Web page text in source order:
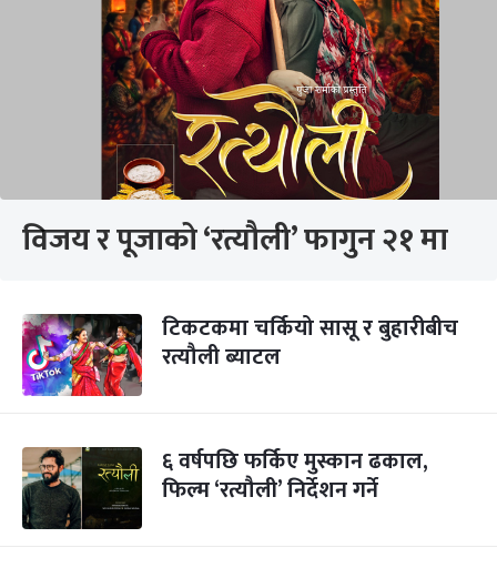
विजय र पूजाको ‘रत्यौली’ फागुन २१ मा
टिकटकमा चर्कियो सासू र बुहारीबीच
रत्यौली ब्याटल
६ वर्षपछि फर्किए मुस्कान ढकाल,
फिल्म ‘रत्यौली’ निर्देशन गर्ने